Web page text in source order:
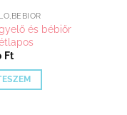
és bébiőr
Ft